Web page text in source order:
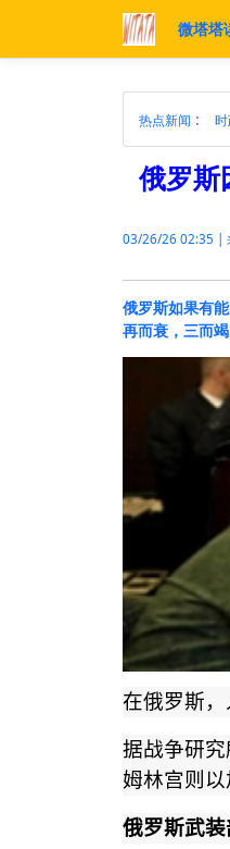
微塔塔
热点新闻 :
俄罗斯
03/26/26 02:35 |
俄罗斯如果有
再而衰，三而
在俄罗斯
据战争研究
姆林宫则以
俄罗斯武